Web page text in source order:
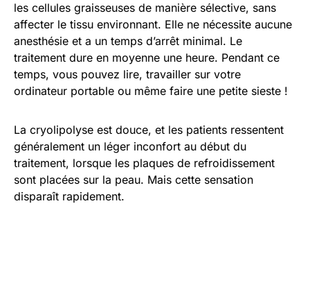
les cellules graisseuses de manière sélective, sans
affecter le tissu environnant. Elle ne nécessite aucune
anesthésie et a un temps d’arrêt minimal. Le
traitement dure en moyenne une heure. Pendant ce
temps, vous pouvez lire, travailler sur votre
ordinateur portable ou même faire une petite sieste !
La cryolipolyse est douce, et les patients ressentent
généralement un léger inconfort au début du
traitement, lorsque les plaques de refroidissement
sont placées sur la peau. Mais cette sensation
disparaît rapidement.